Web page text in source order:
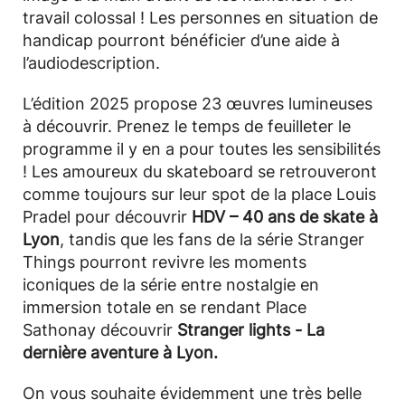
travail colossal ! Les personnes en situation de
handicap pourront bénéficier d’une aide à
l’audiodescription.
L’édition 2025 propose 23 œuvres lumineuses
à découvrir. Prenez le temps de feuilleter le
programme il y en a pour toutes les sensibilités
! Les amoureux du skateboard se retrouveront
comme toujours sur leur spot de la place Louis
Pradel pour découvrir HDV – 40 ans de skate à
Lyon, tandis que les fans de la série Stranger
Things pourront revivre les moments
iconiques de la série entre nostalgie en
immersion totale en se rendant Place
Sathonay découvrir Stranger lights - La
dernière aventure à Lyon.
On vous souhaite évidemment une très belle